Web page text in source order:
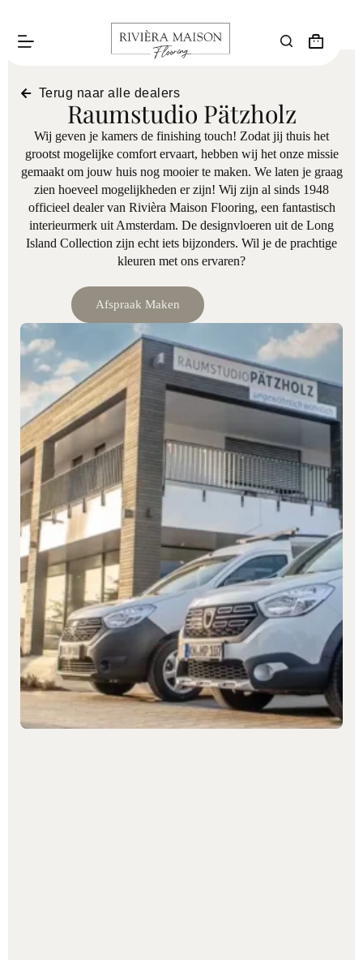
Terug naar alle dealers
Raumstudio Pätzholz
Wij geven je kamers de finishing touch! Zodat jij thuis het
grootst mogelijke comfort ervaart, hebben wij het onze missie
gemaakt om jouw huis nog mooier te maken. We laten je graag
zien hoeveel mogelijkheden er zijn! Wij zijn al sinds 1948
officieel dealer van Rivièra Maison Flooring, een fantastisch
interieurmerk uit Amsterdam. De designvloeren uit de Long
Island Collection zijn echt iets bijzonders. Wil je de prachtige
kleuren met ons ervaren?
Afspraak Maken